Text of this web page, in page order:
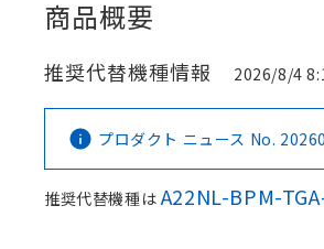
商品概要
推奨代替機種情報 2026/8/4
プロダクト ニュース No.
推奨代替機種はA22NL-BPM-